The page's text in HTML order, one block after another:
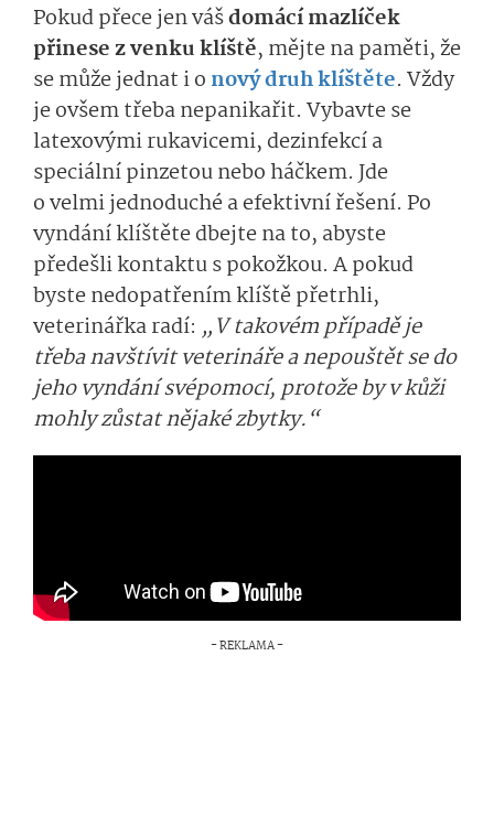
Pokud přece jen vášdomácí mazlíček
přinese z venku klíště, mějte na paměti, že
se může jednat i o nový druh klíštěte. Vždy
je ovšem třeba nepanikařit. Vybavte se
latexovými rukavicemi, dezinfekcí a
speciální pinzetou nebo háčkem. Jde
o velmi jednoduché a efektivní řešení. Po
vyndání klíštěte dbejte na to, abyste
předešli kontaktu s pokožkou. A pokud
byste nedopatřením klíště přetrhli,
veterinářka radí: „V takovém případě je
třeba navštívit veterináře a nepouštět se do
jeho vyndání svépomocí, protože by v kůži
mohly zůstat nějaké zbytky.“